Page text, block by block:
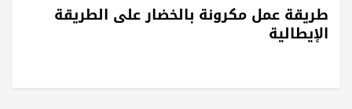
طريقة عمل مكرونة بالخضار على الطريقة
الإيطالية